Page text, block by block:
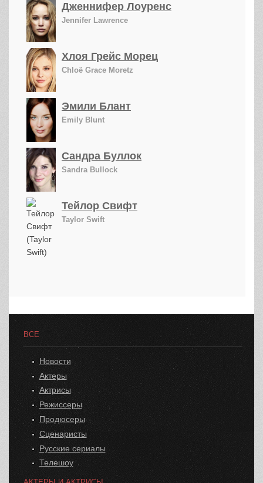
Дженнифер Лоуренс
Jennifer Lawrence
Хлоя Грейс Морец
Chloë Grace Moretz
Эмили Блант
Emily Blunt
Сандра Буллок
Sandra Bullock
Тейлор Свифт
Taylor Swift
ВСЕ
Новости
Актеры
Актрисы
Режиссеры
Продюсеры
Сценаристы
Русские сериалы
Телешоу